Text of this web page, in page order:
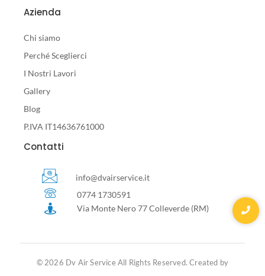
Azienda
Chi siamo
Perché Sceglierci
I Nostri Lavori
Gallery
Blog
P.IVA IT14636761000
Contatti
info@dvairservice.it
0774 1730591
Via Monte Nero 77 Colleverde (RM)
© 2026 Dv Air Service All Rights Reserved. Created by